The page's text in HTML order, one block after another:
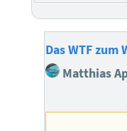
Das WTF zum
Matthias